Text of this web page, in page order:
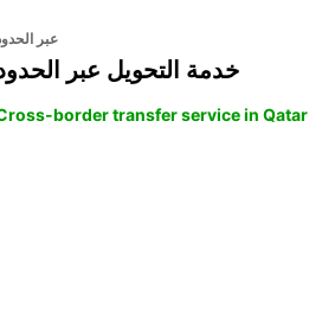
عبر
خدمة التحويل عبر
border transfer service in Qatar